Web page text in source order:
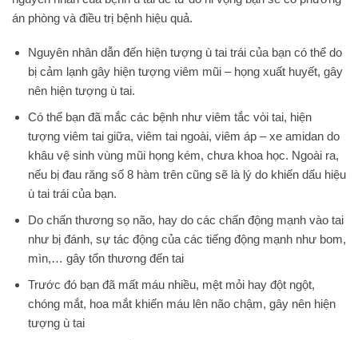
án phòng và điều trị bệnh hiệu quả.
Nguyên nhân dẫn đến hiện tượng ù tai trái của bạn có thể do
bị cảm lạnh gây hiện tượng viêm mũi – họng xuất huyết, gây
nên hiện tượng ù tai.
Có thể bạn đã mắc các bệnh như viêm tắc vòi tai, hiện
tượng viêm tai giữa, viêm tai ngoài, viêm áp – xe amidan do
khâu vệ sinh vùng mũi họng kém, chưa khoa học. Ngoài ra,
nếu bị đau răng số 8 hàm trên cũng sẽ là lý do khiến dấu hiệu
ù tai trái của bạn.
Do chấn thương sọ não, hay do các chấn động mạnh vào tai
như bị đánh, sự tác động của các tiếng động mạnh như bom,
mìn,… gây tổn thương đến tai
Trước đó bạn đã mất máu nhiều, mệt mỏi hay đột ngột,
chóng mắt, hoa mắt khiến máu lên não chậm, gây nên hiện
tượng ù tai